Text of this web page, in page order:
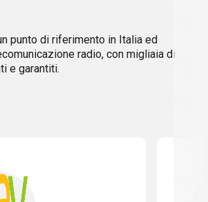
punto di riferimento in Italia ed
radio, con migliaia di
e garantiti.